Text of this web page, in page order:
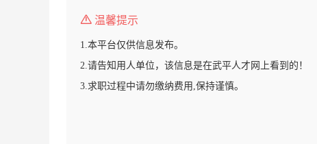
温馨提示
1.本平台仅供信息发布。
2.请告知用人单位，该信息是在武平人才网上看到的！
3.求职过程中请勿缴纳费用,保持谨慎。